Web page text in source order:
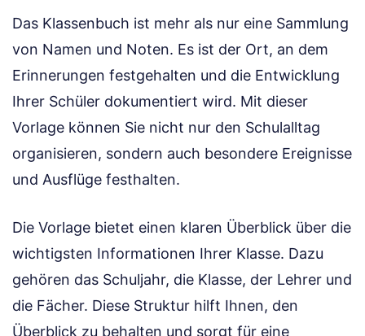
Das Klassenbuch ist mehr als nur eine Sammlung
von Namen und Noten. Es ist der Ort, an dem
Erinnerungen festgehalten und die Entwicklung
Ihrer Schüler dokumentiert wird. Mit dieser
Vorlage können Sie nicht nur den Schulalltag
organisieren, sondern auch besondere Ereignisse
und Ausflüge festhalten.
Die Vorlage bietet einen klaren Überblick über die
wichtigsten Informationen Ihrer Klasse. Dazu
gehören das Schuljahr, die Klasse, der Lehrer und
die Fächer. Diese Struktur hilft Ihnen, den
Überblick zu behalten und sorgt für eine